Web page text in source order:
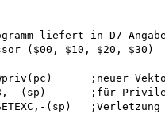
liefert in D7
($00, $10, $20, $30)
;neuer
(sp)       ;für
(sp)   ;Verletzung